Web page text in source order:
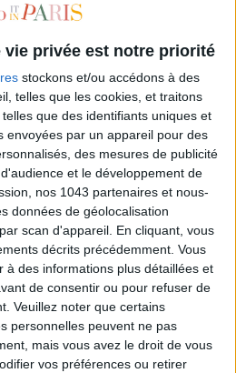
vie privée est notre priorité
stockons et/ou accédons à des
telles que les cookies, et traitons
que des identifiants uniques et
envoyées par un appareil pour des
des mesures de publicité
et le développement de
nos 1043 partenaires et nous-
données de géolocalisation
scan d'appareil. En cliquant, vous
décrits précédemment. Vous
à des informations plus détaillées et
de consentir ou pour refuser de
Veuillez noter que certains
personnelles peuvent ne pas
mais vous avez le droit de vous
vos préférences ou retirer
SPA AND GASTRONOMY WEEKEND